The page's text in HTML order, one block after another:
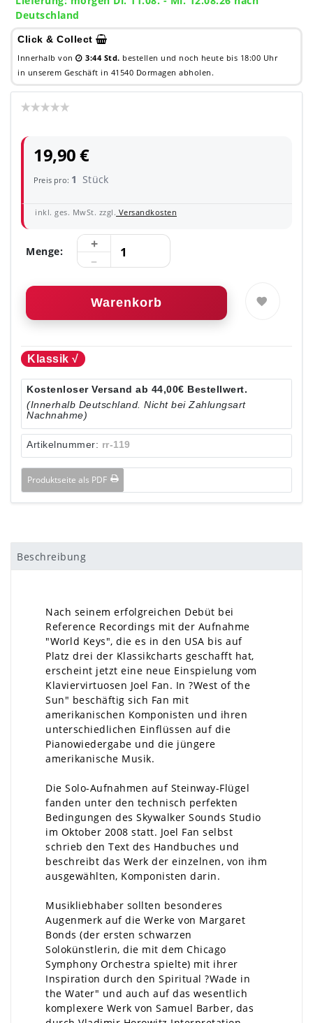
Deutschland
Click & Collect
Innerhalb von 3:44 Std. bestellen und noch heute bis 18:00 Uhr
in unserem Geschäft in 41540 Dormagen abholen.
19,90 €
Preis pro: 1 Stück
inkl. ges. MwSt. zzgl. Versandkosten
Menge:
Warenkorb
Klassik √
Kostenloser Versand ab 44,00€ Bestellwert.
(Innerhalb Deutschland. Nicht bei Zahlungsart
Nachnahme)
Artikelnummer: rr-119
Produktseite als PDF
Beschreibung
Nach seinem erfolgreichen Debüt bei
Reference Recordings mit der Aufnahme
"World Keys", die es in den USA bis auf
Platz drei der Klassikcharts geschafft hat,
erscheint jetzt eine neue Einspielung vom
Klaviervirtuosen Joel Fan. In ?West of the
Sun" beschäftig sich Fan mit
amerikanischen Komponisten und ihren
unterschiedlichen Einflüssen auf die
Pianowiedergabe und die jüngere
amerikanische Musik.
Die Solo-Aufnahmen auf Steinway-Flügel
fanden unter den technisch perfekten
Bedingungen des Skywalker Sounds Studio
im Oktober 2008 statt. Joel Fan selbst
schrieb den Text des Handbuches und
beschreibt das Werk der einzelnen, von ihm
ausgewählten, Komponisten darin.
Musikliebhaber sollten besonderes
Augenmerk auf die Werke von Margaret
Bonds (der ersten schwarzen
Solokünstlerin, die mit dem Chicago
Symphony Orchestra spielte) mit ihrer
Inspiration durch den Spiritual ?Wade in
the Water" und auch auf das wesentlich
komplexere Werk von Samuel Barber, das